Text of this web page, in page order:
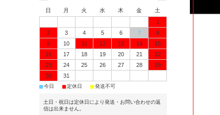
日 月 火 水 木 金
土
1
2
3 4 5 6 7
8
9
10 11 12 13 14
15
16
17 18 19 20 21
22
23
24 25 26 27 28
29
30
31
■今日 ■定休日 ■発送不可
土日・祝日は定休日により発送・お問い合わせの返
信は出来ません。